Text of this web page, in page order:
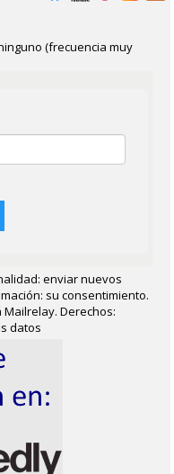
(frecuencia muy
enviar nuevos
su consentimiento.
Derechos:
datos